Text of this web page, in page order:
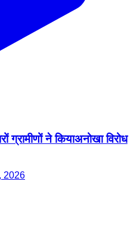
ग्रामीणों ने कियाअनोखा विरोध
2026